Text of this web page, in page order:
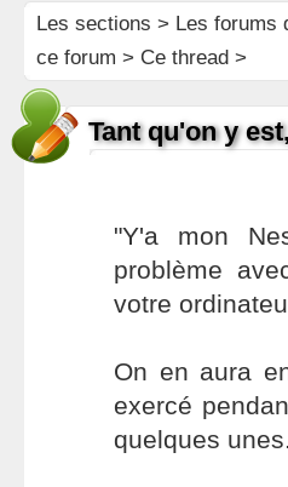
Les sections > Les forums
ce forum > Ce thread >
Tant qu'on y
"Y'a mon
problème
votre
On en aura
exercé
quelques